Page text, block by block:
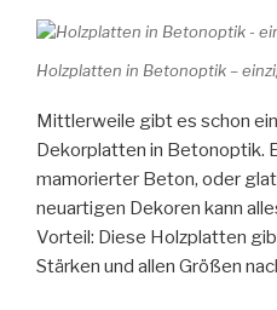
Holzplatten in Betonoptik –
Mittlerweile gibt es schon
Dekorplatten in Betonoptik.
mamorierter Beton, oder
neuartigen Dekoren kann
Vorteil: Diese Holzplatten
Stärken und allen Größen